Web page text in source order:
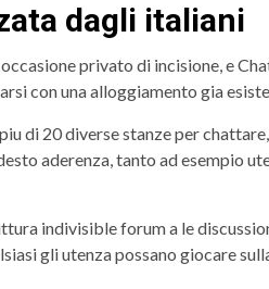
dagli italiani
privato di incisione, e
con una alloggiamento gia
di 20 diverse stanze per
aderenza, tanto ad esempio
indivisible forum a le
gli utenza possano giocare